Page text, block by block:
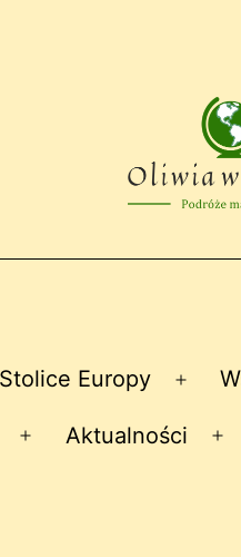
Stolice Europy
menu
Rozwiń
Aktualności